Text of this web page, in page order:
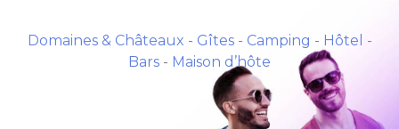
Domaines & Châteaux - Gîtes- Camping - Hôtel -
Bars - Maison d’hôte